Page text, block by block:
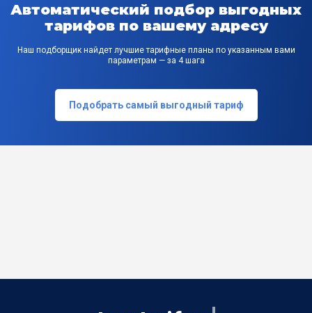
Автоматический подбор выгодных
тарифов по вашему адресу
Наш подборщик найдет лучшие тарифные планы по указанным вами
параметрам — за 4 шага
Подобрать самый выгодный тариф